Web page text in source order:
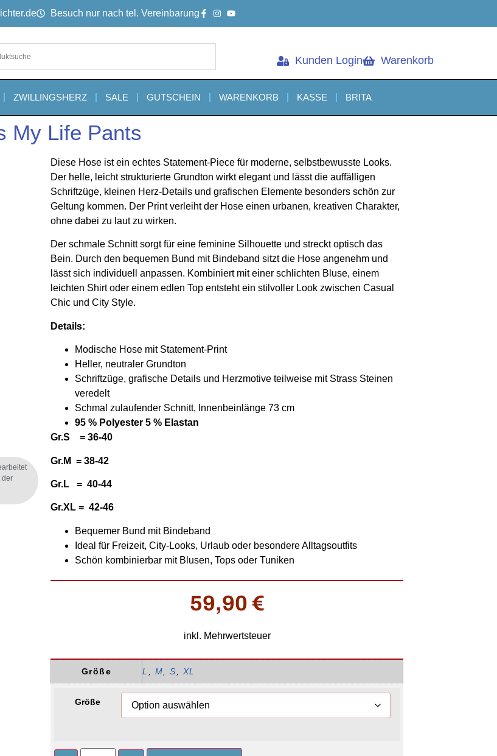
Besuch nur nach tel. Vereinbarung
Kunden Login Warenkorb
ZWILLINGSHERZ SALE GUTSCHEIN WARENKORB KASSE BRITA
My Life Pants
der
Diese Hose ist ein echtes Statement-Piece für moderne, selbstbewusste Looks.
Der helle, leicht strukturierte Grundton wirkt elegant und lässt die auffälligen
Schriftzüge, kleinen Herz-Details und grafischen Elemente besonders schön zur
Geltung kommen. Der Print verleiht der Hose einen urbanen, kreativen Charakter,
ohne dabei zu laut zu wirken.
Der schmale Schnitt sorgt für eine feminine Silhouette und streckt optisch das
Bein. Durch den bequemen Bund mit Bindeband sitzt die Hose angenehm und
lässt sich individuell anpassen. Kombiniert mit einer schlichten Bluse, einem
leichten Shirt oder einem edlen Top entsteht ein stilvoller Look zwischen Casual
Chic und City Style.
Details:
Modische Hose mit Statement-Print
Heller, neutraler Grundton
Schriftzüge, grafische Details und Herzmotive teilweise mit Strass Steinen
veredelt
Schmal zulaufender Schnitt, Innenbeinlänge 73 cm
95 % Polyester 5 % Elastan
Gr.S = 36-40
Gr.M = 38-42
Gr.L = 40-44
Gr.XL = 42-46
Bequemer Bund mit Bindeband
Ideal für Freizeit, City-Looks, Urlaub oder besondere Alltagsoutfits
Schön kombinierbar mit Blusen, Tops oder Tuniken
59,90 €
inkl. Mehrwertsteuer
Größe L M S XL
Größe